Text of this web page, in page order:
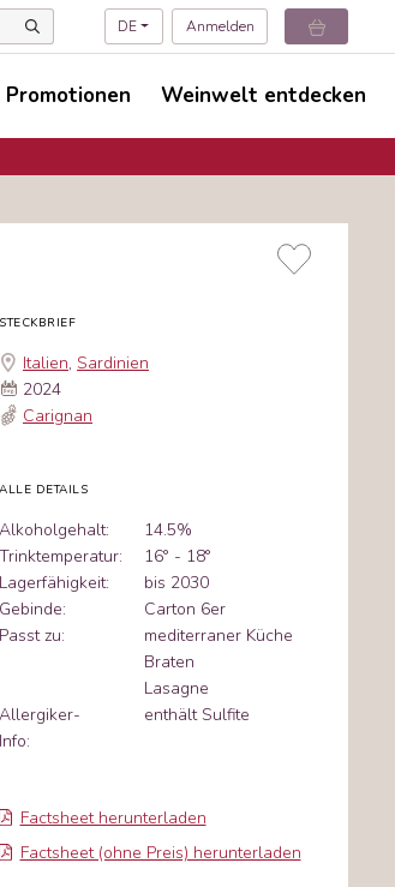
DE Anmelden
Promotionen Weinwelt entdecken
STECKBRIEF
Italien, Sardinien
2024
Carignan
ALLE DETAILS
Alkoholgehalt:
14.5%
Trinktemperatur:
16° - 18°
Lagerfähigkeit:
bis 2030
Gebinde:
Carton 6er
Passt zu:
mediterraner Küche
Braten
Lasagne
Allergiker-
Info:
enthält Sulfite
Factsheet herunterladen
Factsheet (ohne Preis) herunterladen